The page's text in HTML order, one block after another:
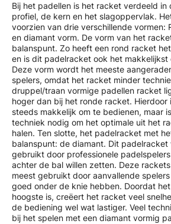
Bij het padellen is het racket verdeeld in
profiel, de kern en het slagoppervlak.
voorzien van drie verschillende vormen:
en diamant vorm. De vorm van het
balanspunt. Zo heeft een rond racket
en is dit padelracket ook het makkelijkst
Deze vorm wordt het meeste
spelers, omdat het racket minder
druppel/traan vormige padellen racket
hoger dan bij het ronde racket. Hierdoor
steeds makkelijk om te bedienen, maar
techniek nodig om het optimale uit het
halen. Ten slotte, het padelracket met
balanspunt: de diamant. Dit
gebruikt door professionele
achter de bal willen zetten. Deze
meest gebruikt door aanvallende
goed onder de knie hebben. Doordat
hoogste is, creëert het racket veel
de bediening wel wat lastiger. Veel
bij het spelen met een diamant vormig